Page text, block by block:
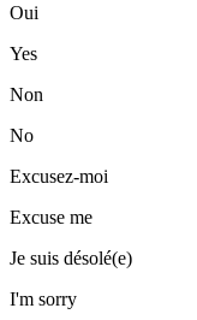
Oui
Yes
Non
No
Excusez-moi
Excuse me
Je suis désolé(e)
I'm sorry